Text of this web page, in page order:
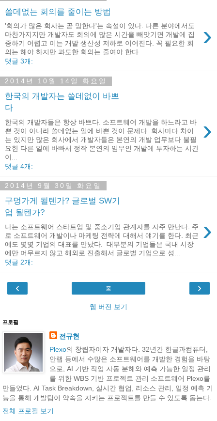
쓸데없는 회의를 줄이는 방법
›
'회의가 많은 회사는 곧 망한다'는 속설이 있다. 다른 분야에서도
마찬가지지만 개발자도 회의에 많은 시간을 빼앗기면 개발에 집
중하기 어렵고 이는 개발 생산성 저하로 이어진다. 꼭 필요한 회
의는 해야 하지만 과도한 회의는 줄여야 한다. ...
댓글 3개:
2014년 10월 14일 화요일
한국의 개발자는 쓸데없이 바쁘
다
›
한국의 개발자들은 항상 바쁘다. 소프트웨어 개발을 하느라고 바
쁜 것이 아니라 쓸데없는 일에 바쁜 것이 문제다. 회사마다 차이
는 있지만 많은 회사에서 개발자들은 본연의 개발 업무보다 불필
요한 다른 일에 바빠서 정작 본연의 임무인 개발에 투자하는 시간
이...
댓글 4개:
2014년 9월 30일 화요일
구멍가게 될텐가? 글로벌 SW기
업 될텐가?
›
나는 소프트웨어 스타트업 및 중소기업 관계자를 자주 만난다. 주
로 소프트웨어 개발이나 마케팅 전략에 대해서 얘기를 한다. 최근
에도 몇몇 기업의 대표를 만났다. 대부분의 기업들은 국내 시장
에만 머무르지 않고 해외로 진출해서 글로벌 기업으로 성...
댓글 2개:
‹ ›
홈
웹 버전 보기
프로필
전규현
Plexo의 창립자이자 개발자다. 32년간 한글과컴퓨터,
안랩 등에서 수많은 소프트웨어를 개발한 경험을 바탕
으로, AI 기반 작업 자동 분해와 예측 가능한 일정 관리
를 위한 WBS 기반 프로젝트 관리 소프트웨어 Plexo를
만들었다. AI Task Breakdown, 실시간 협업, 리소스 관리, 일정 예측 기
능을 통해 개발팀이 약속을 지키는 프로젝트를 만들 수 있도록 돕는다.
전체 프로필 보기